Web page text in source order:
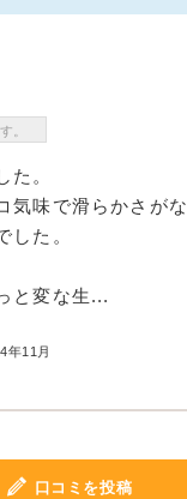
。
た。
気味で滑らかさが
した。
と変な生...
年11月
口コミを投稿